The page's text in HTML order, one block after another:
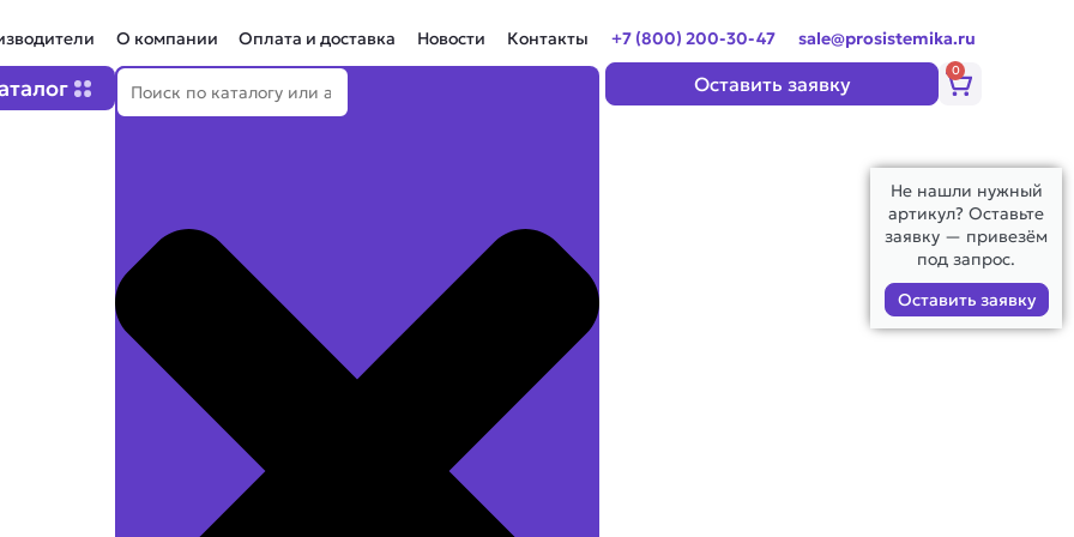
О компании Оплата и доставка Новости Контакты
Поиск
Open Каталог
+7 (800) 200-30-47 sale@prosistemika.ru
Оставить заявку
0
Корзина
Не нашли нужный
артикул? Оставьте
заявку — привезём
под запрос.
Оставить заявку